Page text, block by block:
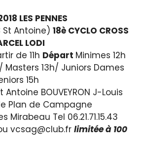
LES PENNES
St Antoine) 18è CYCLO CROSS
LODI
de 11h Départ Minimes 12h
Masters 13h/ Juniors Dames
15h
Antoine BOUVEYRON J-Louis
Plan de Campagne
Mirabeau Tel 06.21.71.15.43
vcsag@club.fr limitée à 100